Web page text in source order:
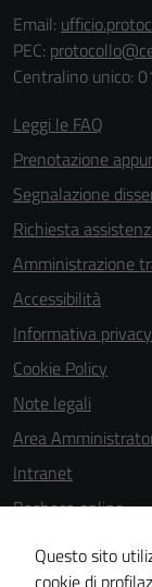
Email:
PEC:
Centralino unico:
Leggi le FAQ
Prenotazione
Segnalazione
Richiesta
Amministrazione
Accessibilità
Informativa privacy
Cookie Policy
Note legali
Area
Intranet
Bacheca online
Dichiarazione di
Dichiarazione di
Questo sito
cookie di